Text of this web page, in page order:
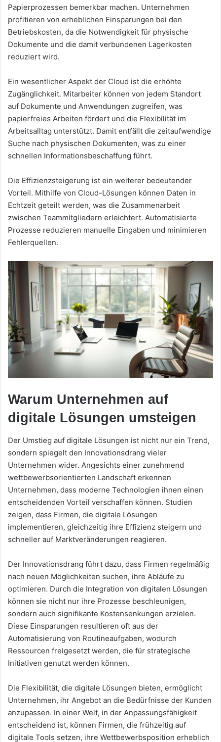
Papierprozessen bemerkbar machen. Unternehmen
profitieren von erheblichen Einsparungen bei den
Betriebskosten, da die Notwendigkeit für physische
Dokumente und die damit verbundenen Lagerkosten
reduziert wird.
Ein wesentlicher Aspekt der Cloud ist die erhöhte
Zugänglichkeit. Mitarbeiter können von jedem Standort
auf Dokumente und Anwendungen zugreifen, was
papierfreies Arbeiten fördert und die Flexibilität im
Arbeitsalltag unterstützt. Damit entfällt die zeitaufwendige
Suche nach physischen Dokumenten, was zu einer
schnellen Informationsbeschaffung führt.
Die Effizienzsteigerung ist ein weiterer bedeutender
Vorteil. Mithilfe von Cloud-Lösungen können Daten in
Echtzeit geteilt werden, was die Zusammenarbeit
zwischen Teammitgliedern erleichtert. Automatisierte
Prozesse reduzieren manuelle Eingaben und minimieren
Fehlerquellen.
Warum Unternehmen auf
digitale Lösungen umsteigen
Der Umstieg auf digitale Lösungen ist nicht nur ein Trend,
sondern spiegelt den Innovationsdrang vieler
Unternehmen wider. Angesichts einer zunehmend
wettbewerbsorientierten Landschaft erkennen
Unternehmen, dass moderne Technologien ihnen einen
entscheidenden Vorteil verschaffen können. Studien
zeigen, dass Firmen, die digitale Lösungen
implementieren, gleichzeitig ihre Effizienz steigern und
schneller auf Marktveränderungen reagieren.
Der Innovationsdrang führt dazu, dass Firmen regelmäßig
nach neuen Möglichkeiten suchen, ihre Abläufe zu
optimieren. Durch die Integration von digitalen Lösungen
können sie nicht nur ihre Prozesse beschleunigen,
sondern auch signifikante Kostensenkungen erzielen.
Diese Einsparungen resultieren oft aus der
Automatisierung von Routineaufgaben, wodurch
Ressourcen freigesetzt werden, die für strategische
Initiativen genutzt werden können.
Die Flexibilität, die digitale Lösungen bieten, ermöglicht
Unternehmen, ihr Angebot an die Bedürfnisse der Kunden
anzupassen. In einer Welt, in der Anpassungsfähigkeit
entscheidend ist, können Firmen, die frühzeitig auf
digitale Tools setzen, ihre Wettbewerbsposition erheblich